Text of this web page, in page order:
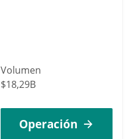
Volumen
$18,29B
Operación